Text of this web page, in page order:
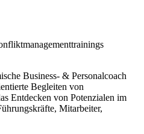
Business- & Personalcoach
Begleiten von
Entdecken von Potenzialen im
Mitarbeiter,